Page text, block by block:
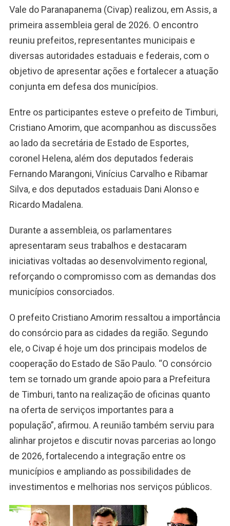
Vale do Paranapanema (Civap) realizou, em Assis, a
primeira assembleia geral de 2026. O encontro
reuniu prefeitos, representantes municipais e
diversas autoridades estaduais e federais, com o
objetivo de apresentar ações e fortalecer a atuação
conjunta em defesa dos municípios.
Entre os participantes esteve o prefeito de Timburi,
Cristiano Amorim, que acompanhou as discussões
ao lado da secretária de Estado de Esportes,
coronel Helena, além dos deputados federais
Fernando Marangoni, Vinícius Carvalho e Ribamar
Silva, e dos deputados estaduais Dani Alonso e
Ricardo Madalena.
Durante a assembleia, os parlamentares
apresentaram seus trabalhos e destacaram
iniciativas voltadas ao desenvolvimento regional,
reforçando o compromisso com as demandas dos
municípios consorciados.
O prefeito Cristiano Amorim ressaltou a importância
do consórcio para as cidades da região. Segundo
ele, o Civap é hoje um dos principais modelos de
cooperação do Estado de São Paulo. “O consórcio
tem se tornado um grande apoio para a Prefeitura
de Timburi, tanto na realização de oficinas quanto
na oferta de serviços importantes para a
população”, afirmou. A reunião também serviu para
alinhar projetos e discutir novas parcerias ao longo
de 2026, fortalecendo a integração entre os
municípios e ampliando as possibilidades de
investimentos e melhorias nos serviços públicos.